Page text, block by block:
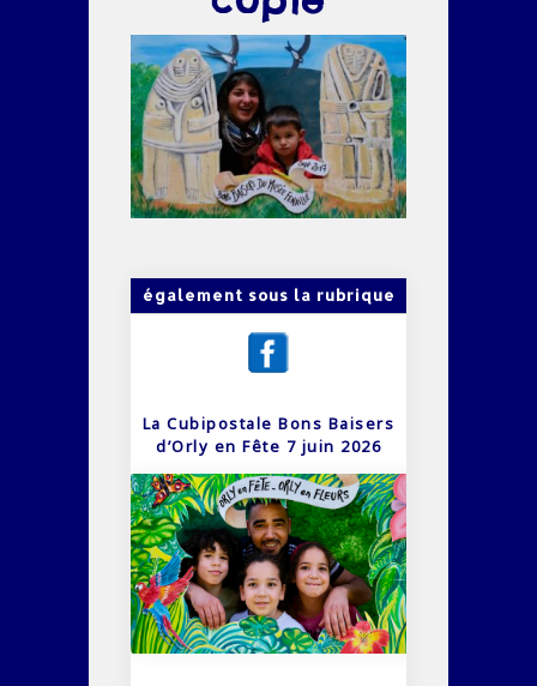
également sous la rubrique
La Cubipostale Bons Baisers
d’Orly en Fête 7 juin 2026